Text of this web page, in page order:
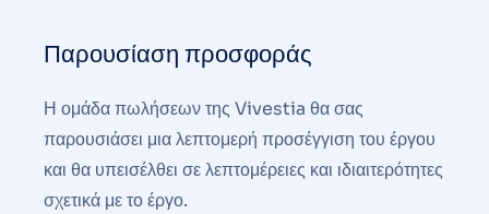
Παρουσίαση προσφοράς
Η ομάδα πωλήσεων της Vivestia θα σας
παρουσιάσει μια λεπτομερή προσέγγιση του έργου
και θα υπεισέλθει σε λεπτομέρειες και ιδιαιτερότητες
σχετικά με το έργο.